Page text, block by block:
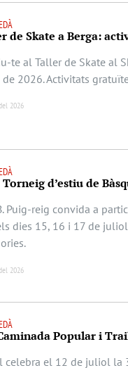
de Skate a Berga:
te al Taller de Skate al
2026. Activitats
2026
d’estiu de
Puig-reig convida a
dies 15, 16 i 17 de
2026
Popular i
celebra el 12 de juliol la